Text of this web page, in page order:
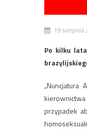
19 sierpnia
Po kilku
przypadek